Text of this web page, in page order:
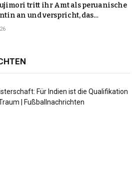
tritt ihr Amt als peruanische
an und verspricht, das
der Instabilität zu beenden